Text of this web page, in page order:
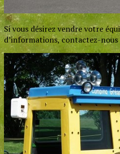
Si vous désirez vendre votre
d’informations, contactez-